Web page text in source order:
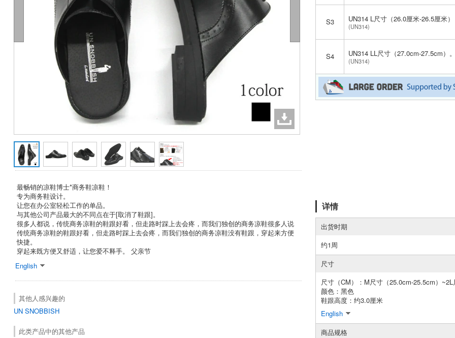
最畅销的凉鞋博士*商务鞋凉鞋！
专为商务鞋设计。
让您在办公室轻松工作的单品。
与其他公司产品最大的不同点在于[取消了鞋跟]。
很多人都说，传统商务凉鞋的鞋跟好看，但走路时踩上去会疼，而我们独创的商务凉鞋很多人说
传统商务凉鞋的鞋跟好看，但走路时踩上去会疼，而我们独创的商务凉鞋没有鞋跟，穿起来方便
快捷。
穿起来既方便又舒适，让您爱不释手。 父亲节
English
其他人感兴趣的
UN SNOBBISH
此类产品中的其他产品
S3 UN314 L尺寸（26.0厘米-26.5厘米
(UN314)
S4 UN314 LL尺寸（27.0cm-27.5cm）
(UN314)
详情
出货时期
约1周
尺寸
尺寸（CM）：M尺寸（25.0cm-25.5cm）
颜色：黑色
鞋跟高度：约3.0厘米
English
商品规格